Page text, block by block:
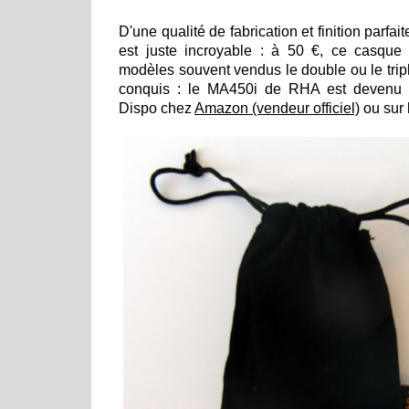
D'une qualité de fabrication et finition
est juste incroyable : à 50 €, ce
modèles souvent vendus le double ou le
conquis : le MA450i de RHA est devenu
Dispo chez Amazon (vendeur officiel) ou sur